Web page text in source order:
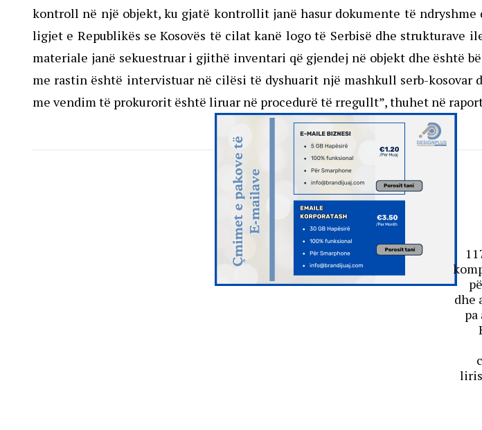
kontroll në një objekt, ku gjatë kontrollit janë hasur dokumente të ndryshme
ligjet e Republikës se Kosovës të cilat kanë logo të Serbisë dhe strukturave
materiale janë sekuestruar i gjithë inventari që gjendej në objekt dhe është
me rastin është intervistuar në cilësi të dyshuarit një mashkull serb-
me vendim të prokurorit është liruar në procedurë të rregullt”, thuhet në
dhe
pa